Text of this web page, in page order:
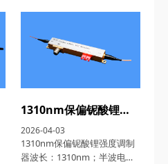
1310nm保偏铌酸锂强度调制器
2026-04-03
1310nm保偏铌酸锂强度调制
器波长：1310nm；半波电压